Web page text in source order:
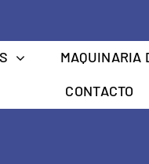
MAQUINARIA
CONTACTO